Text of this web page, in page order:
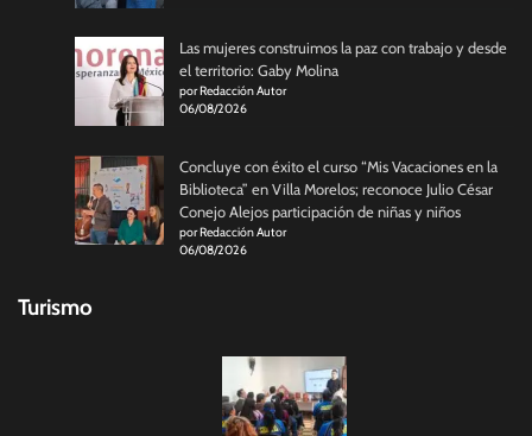
Las mujeres construimos la paz con trabajo y desde
el territorio: Gaby Molina
por Redacción Autor
06/08/2026
Concluye con éxito el curso “Mis Vacaciones en la
Biblioteca” en Villa Morelos; reconoce Julio César
Conejo Alejos participación de niñas y niños
por Redacción Autor
06/08/2026
Turismo